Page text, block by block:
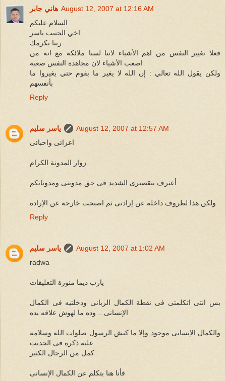
هاني جابر August 12, 2007 at 12:16 AM
السلام عليكم
اخي الحبيب ياسر
ربنا يكرمك
فعلا تغيير النفس من اهم الأشياء لاننا لسنا ملائكة مع انه من
اصعب الأشياء لان مجاهدة النفس صعبة
ولكن يقول الله تعالي : إن الله لا يغير ما بقوم حتي يغيروا ما
بأنفسهم
Reply
ياسر سليم
August 12, 2007 at 12:57 AM
اعزائى واحبائى
زوار المدونة الكرام
أعترف بتقصيرى الشديد فى حق مدونتى ومدوناتكم
ولكن هذا لظروف داخله عن إرادتى ثم اصبحت خارجة عن الإرادة
Reply
ياسر سليم
August 12, 2007 at 1:02 AM
radwa
يارب ديما منورة التعليقات
بس انتى اتكلمتى فى نقطة الكمال الربانى ودخلتيه فى الكمال
الإنسانى .. وده ما لهوش علاقه بده
والكمال الإنسانى موجود وإلا ما كنش الرسول صلوات الله وسلامة
عليه ذكرة فى الحديث
كمل من الرجال الكثير
فأنا هنا بتكلم عن الكمال الإنسانى